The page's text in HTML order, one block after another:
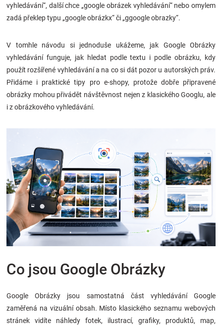
a
pro
děti
Novinky
Značky
Blog
Hračkářství
Přihlášení
vyhledávání“, další chce „google obrázek vyhledávání“ nebo omylem
zadá překlep typu „google obrázkx“ či „ggoogle obrazky“.
V tomhle návodu si jednoduše ukážeme, jak Google Obrázky
vyhledávání funguje, jak hledat podle textu i podle obrázku, kdy
použít rozšířené vyhledávání a na co si dát pozor u autorských práv.
Přidáme i praktické tipy pro e-shopy, protože dobře připravené
obrázky mohou přivádět návštěvnost nejen z klasického Googlu, ale
i z obrázkového vyhledávání.
Co jsou Google Obrázky
Google Obrázky jsou samostatná část vyhledávání Google
zaměřená na vizuální obsah. Místo klasického seznamu webových
stránek vidíte náhledy fotek, ilustrací, grafiky, produktů, map,